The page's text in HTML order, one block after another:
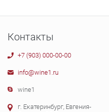
Контакты
+7 (903) 000-00-00
info@wine1.ru
wine1
г. Екатеринбург, Евгения-